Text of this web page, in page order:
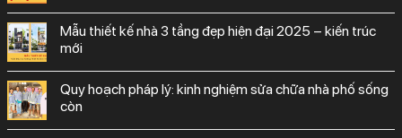
mẫu thiết kế nhà 3 tầng đẹp hiện đại 2025 – kiến trúc
mới
quy hoạch pháp lý: kinh nghiệm sửa chữa nhà phố sống
còn